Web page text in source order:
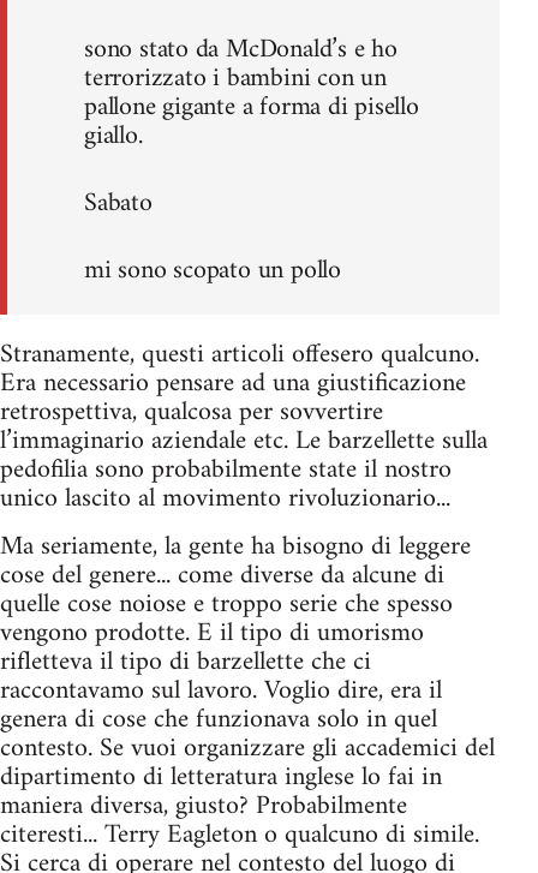
sono stato da McDonald’s e ho
terrorizzato i bambini con un
pallone gigante a forma di pisello
giallo.
Sabato
mi sono scopato un pollo
Stranamente, questi articoli offesero qualcuno.
Era necessario pensare ad una giustificazione
retrospettiva, qualcosa per sovvertire
l’immaginario aziendale etc. Le barzellette sulla
pedofilia sono probabilmente state il nostro
unico lascito al movimento rivoluzionario...
Ma seriamente, la gente ha bisogno di leggere
cose del genere... come diverse da alcune di
quelle cose noiose e troppo serie che spesso
vengono prodotte. E il tipo di umorismo
rifletteva il tipo di barzellette che ci
raccontavamo sul lavoro. Voglio dire, era il
genera di cose che funzionava solo in quel
contesto. Se vuoi organizzare gli accademici del
dipartimento di letteratura inglese lo fai in
maniera diversa, giusto? Probabilmente
citeresti... Terry Eagleton o qualcuno di simile.
Si cerca di operare nel contesto del luogo di